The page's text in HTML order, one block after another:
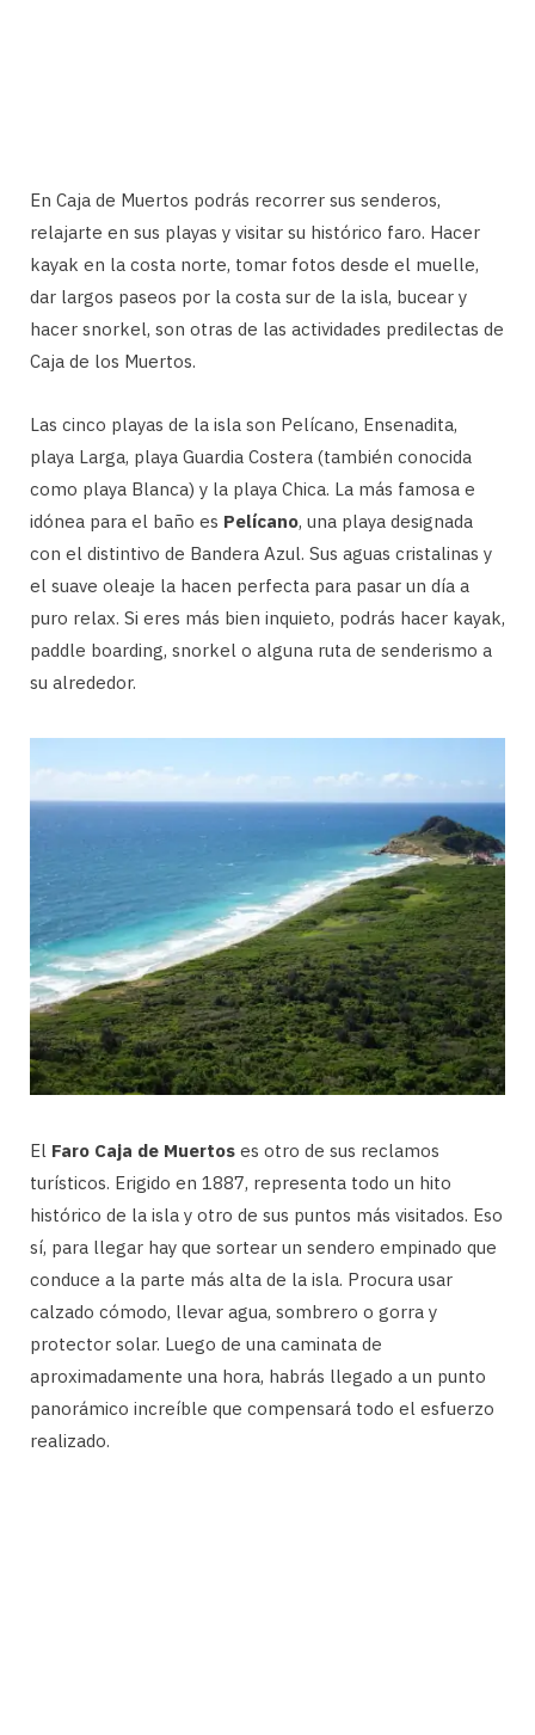
En Caja de Muertos podrás recorrer sus senderos,
relajarte en sus playas y visitar su histórico faro. Hacer
kayak en la costa norte, tomar fotos desde el muelle,
dar largos paseos por la costa sur de la isla, bucear y
hacer snorkel, son otras de las actividades predilectas de
Caja de los Muertos.
Las cinco playas de la isla son Pelícano, Ensenadita,
playa Larga, playa Guardia Costera (también conocida
como playa Blanca) y la playa Chica. La más famosa e
idónea para el baño es Pelícano, una playa designada
con el distintivo de Bandera Azul. Sus aguas cristalinas y
el suave oleaje la hacen perfecta para pasar un día a
puro relax. Si eres más bien inquieto, podrás hacer kayak,
paddle boarding, snorkel o alguna ruta de senderismo a
su alrededor.
El Faro Caja de Muertos es otro de sus reclamos
turísticos. Erigido en 1887, representa todo un hito
histórico de la isla y otro de sus puntos más visitados. Eso
sí, para llegar hay que sortear un sendero empinado que
conduce a la parte más alta de la isla. Procura usar
calzado cómodo, llevar agua, sombrero o gorra y
protector solar. Luego de una caminata de
aproximadamente una hora, habrás llegado a un punto
panorámico increíble que compensará todo el esfuerzo
realizado.